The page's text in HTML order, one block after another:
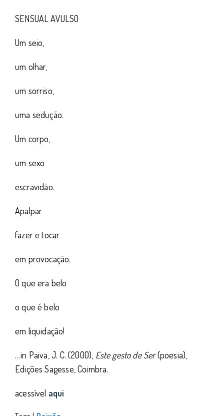
SENSUAL AVULSO
Um seio,
um olhar,
um sorriso,
uma sedução.
Um corpo,
um sexo
escravidão.
Apalpar
fazer e tocar
em provocação.
O que era belo
o que é belo
em liquidação!
…in Paiva, J. C. (2000), Este gesto de Ser(poesia),
Edições Sagesse, Coimbra.
acessível aqui